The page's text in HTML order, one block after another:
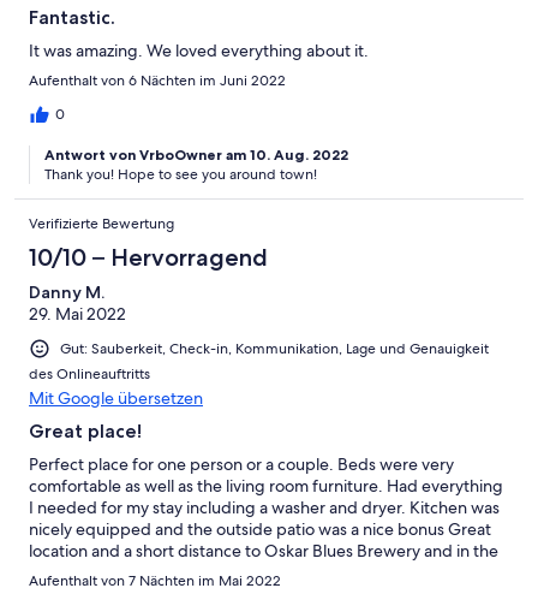
Fantastic.
It was amazing. We loved everything about it.
Aufenthalt von 6 Nächten im Juni 2022
0
Antwort von VrboOwner am 10. Aug. 2022
Thank you! Hope to see you around town!
Verifizierte Bewertung
10/10 – Hervorragend
Danny M.
29. Mai 2022
Gut: Sauberkeit, Check-in, Kommunikation, Lage und Genauigkeit
des Onlineauftritts
Mit Google übersetzen
Great place!
Perfect place for one person or a couple. Beds were very
comfortable as well as the living room furniture. Had everything
I needed for my stay including a washer and dryer. Kitchen was
nicely equipped and the outside patio was a nice bonus Great
location and a short distance to Oskar Blues Brewery and in the
other direction a short distance to downtown Brevard.
Aufenthalt von 7 Nächten im Mai 2022